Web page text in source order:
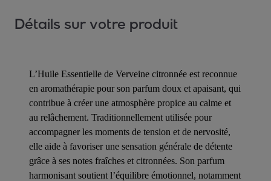
Détails sur votre produit
L’Huile Essentielle de Verveine citronnée est reconnue
en aromathérapie pour son parfum doux et apaisant, qui
contribue à créer une atmosphère propice au calme et
au relâchement. Traditionnellement utilisée pour
accompagner les moments de tension et de nervosité,
elle aide à favoriser une sensation générale de détente
grâce à ses notes fraîches et citronnées. Son parfum
harmonisant soutient l’équilibre émotionnel, notamment